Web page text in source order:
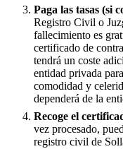
Paga las tasas (si
Registro Civil o
fallecimiento es
certificado de
tendrá un coste
entidad privada
comodidad y
dependerá de la
Recoge el
vez procesado,
registro civil de